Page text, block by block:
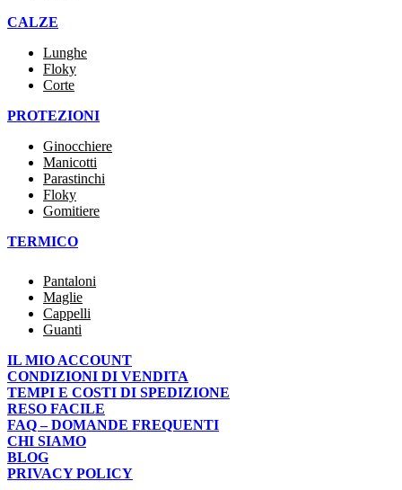
CALZE
Lunghe
Floky
Corte
PROTEZIONI
Ginocchiere
Manicotti
Parastinchi
Floky
Gomitiere
TERMICO
Pantaloni
Maglie
Cappelli
Guanti
IL MIO ACCOUNT
CONDIZIONI DI VENDITA
TEMPI E COSTI DI SPEDIZIONE
RESO FACILE
FAQ – DOMANDE FREQUENTI
CHI SIAMO
BLOG
PRIVACY POLICY